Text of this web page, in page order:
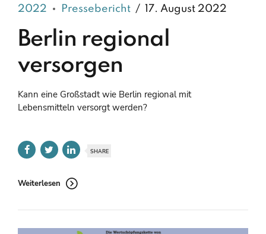
2022 Pressebericht 17. August 2022
Berlin regional
versorgen
Kann eine Großstadt wie Berlin regional mit
Lebensmitteln versorgt werden?
SHARE
Weiterlesen